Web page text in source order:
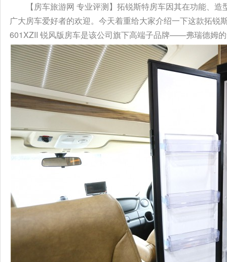
【房车旅游网 专业评测】拓锐斯特房车因其在功能、
广大房车爱好者的欢迎。今天着重给大家介绍一下这款拓
601XZII 锐风版房车是该公司旗下高端子品牌——弗瑞德姆